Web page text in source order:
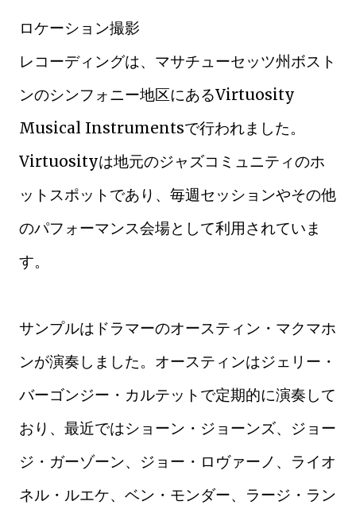
ロケーション撮影
レコーディングは、マサチューセッツ州ボスト
ンのシンフォニー地区にあるVirtuosity
Musical Instrumentsで行われました。
Virtuosityは地元のジャズコミュニティのホ
ットスポットであり、毎週セッションやその他
のパフォーマンス会場として利用されていま
す。
サンプルはドラマーのオースティン・マクマホ
ンが演奏しました。オースティンはジェリー・
バーゴンジー・カルテットで定期的に演奏して
おり、最近ではショーン・ジョーンズ、ジョー
ジ・ガーゾーン、ジョー・ロヴァーノ、ライオ
ネル・ルエケ、ベン・モンダー、ラージ・ラン